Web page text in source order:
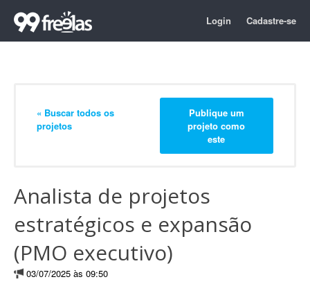
Login Cadastre-se
« Buscar todos os
projetos
Publique um
projeto como
este
Analista de projetos
estratégicos e expansão
(PMO executivo)
03/07/2025 às 09:50